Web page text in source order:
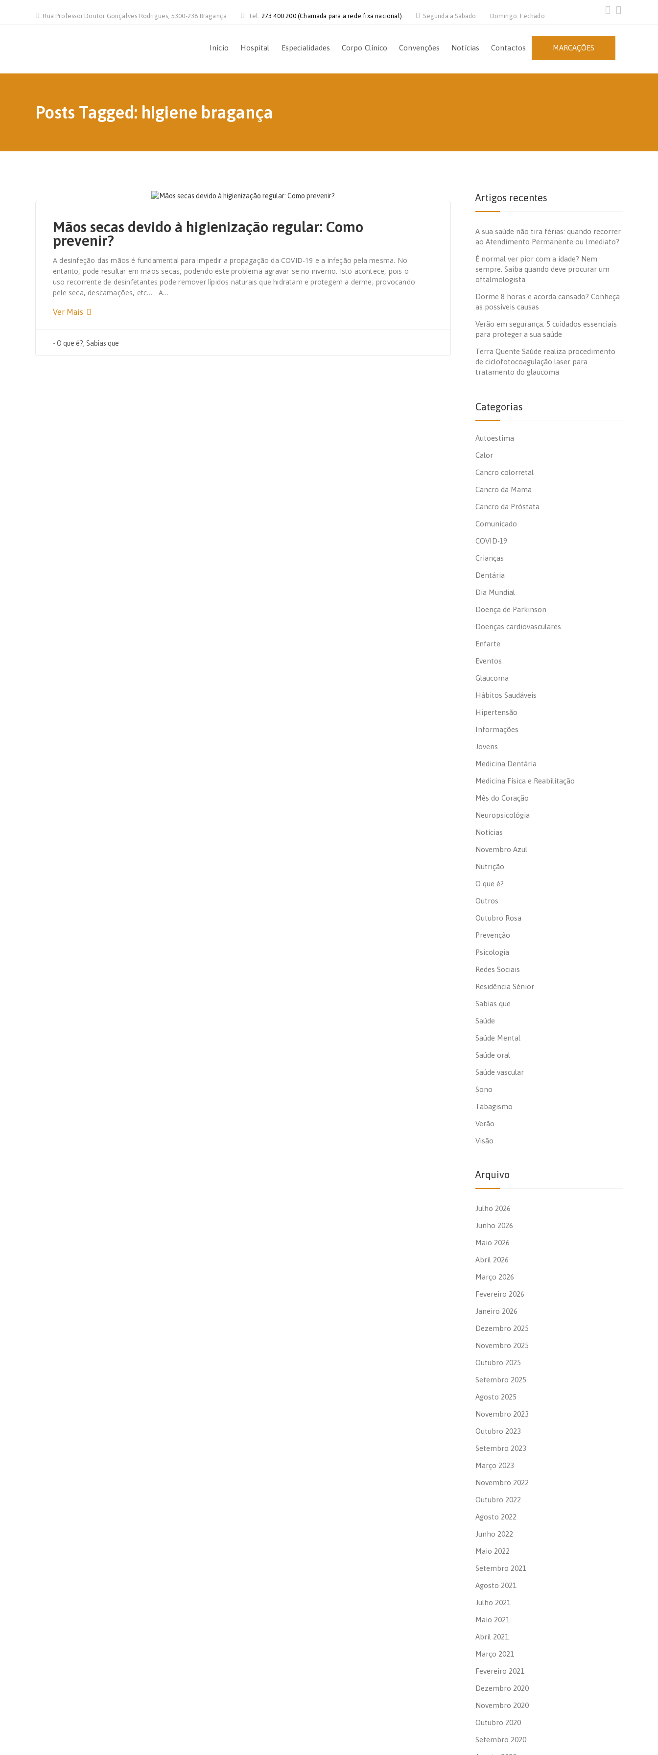
Rua Professor Doutor Gonçalves Rodrigues, 5300-238 Bragança Tel: 273 400 200 (Chamada para a rede fixa nacional) Segunda a Sábado Domingo: Fechado
Início Hospital Especialidades Corpo Clínico Convenções Notícias Contactos MARCAÇÕES
Posts Tagged: higiene bragança
Mãos secas devido à higienização regular: Como
prevenir?
A desinfeção das mãos é fundamental para impedir a propagação da COVID-19 e a infeção pela mesma. No
entanto, pode resultar em mãos secas, podendo este problema agravar-se no inverno. Isto acontece, pois o
uso recorrente de desinfetantes pode remover lípidos naturais que hidratam e protegem a derme, provocando
pele seca, descamações, etc… A…
Ver Mais
- O que é?, Sabias que
Artigos recentes
A sua saúde não tira férias: quando recorrer
ao Atendimento Permanente ou Imediato?
É normal ver pior com a idade? Nem
sempre. Saiba quando deve procurar um
oftalmologista.
Dorme 8 horas e acorda cansado? Conheça
as possíveis causas
Verão em segurança: 5 cuidados essenciais
para proteger a sua saúde
Terra Quente Saúde realiza procedimento
de ciclofotocoagulação laser para
tratamento do glaucoma
Categorias
Autoestima
Calor
Cancro colorretal
Cancro da Mama
Cancro da Próstata
Comunicado
COVID-19
Crianças
Dentária
Dia Mundial
Doença de Parkinson
Doenças cardiovasculares
Enfarte
Eventos
Glaucoma
Hábitos Saudáveis
Hipertensão
Informações
Jovens
Medicina Dentária
Medicina Física e Reabilitação
Mês do Coração
Neuropsicológia
Notícias
Novembro Azul
Nutrição
O que é?
Outros
Outubro Rosa
Prevenção
Psicologia
Redes Sociais
Residência Sénior
Sabias que
Saúde
Saúde Mental
Saúde oral
Saúde vascular
Sono
Tabagismo
Verão
Visão
Arquivo
Julho 2026
Junho 2026
Maio 2026
Abril 2026
Março 2026
Fevereiro 2026
Janeiro 2026
Dezembro 2025
Novembro 2025
Outubro 2025
Setembro 2025
Agosto 2025
Novembro 2023
Outubro 2023
Setembro 2023
Março 2023
Novembro 2022
Outubro 2022
Agosto 2022
Junho 2022
Maio 2022
Setembro 2021
Agosto 2021
Julho 2021
Maio 2021
Abril 2021
Março 2021
Fevereiro 2021
Dezembro 2020
Novembro 2020
Outubro 2020
Setembro 2020